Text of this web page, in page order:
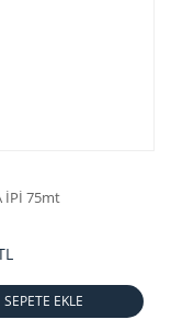
İPİ 75mt
SEPETE EKLE